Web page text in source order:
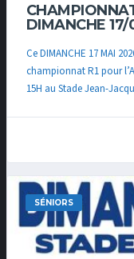
DIMANCHE
Ce DIMANCHE 17 MAI
championnat R1 pour
15H au Stade Jean-
SÉNIORS